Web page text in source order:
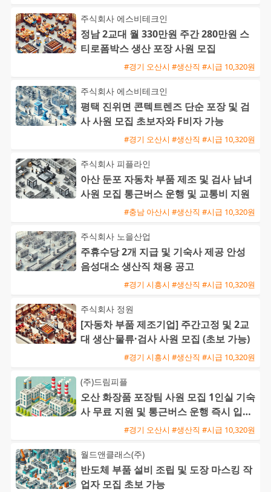
주식회사 에스비테크인
정남 2교대 월 330만원 주간 280만원 스
티로폼박스 생산 포장 사원 모집
#경기 오산시 #생산직 #시급 10,320원
주식회사 에스비테크인
평택 진위면 콘텍트렌즈 단순 포장 및 검
사 사원 모집 초보자와 F비자 가능
#경기 오산시 #생산직 #시급 10,320원
주식회사 피플라인
아산 둔포 자동차 부품 제조 및 검사 남녀
사원 모집 통근버스 운행 및 교통비 지원
#충남 아산시 #생산직 #시급 10,320원
주식회사 노을산업
주휴수당 2개 지급 및 기숙사 제공 안성
음성대소 생산직 채용 공고
#경기 시흥시 #생산직 #시급 10,320원
주식회사 정원
[자동차 부품 제조기업] 주간고정 및 2교
대 생산·물류·검사 사원 모집 (초보 가능)
#경기 시흥시 #생산직 #시급 10,320원
(주)드림피플
오산 화장품 포장팀 사원 모집 1인실 기숙
사 무료 지원 및 통근버스 운행 즉시 입사
#경기 오산시 #생산직 #시급 10,320원
월드앤클래스(주)
반도체 부품 설비 조립 및 도장 마스킹 작
업자 모집 초보 가능